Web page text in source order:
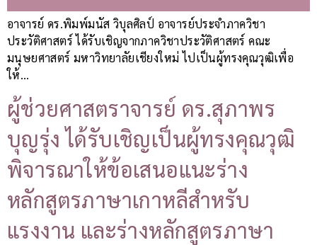
อาจารย์ ดร.พิมพ์มนัส วิบุลศิลป์ อาจารย์ประจำภาควิชา
ประวัติศาสตร์ ได้รับเชิญจากภาควิชาประวัติศาสตร์ คณะ
มนุษยศาสตร์ มหาวิทยาลัยเชียงใหม่ ไปเป็นผู้ทรงคุณวุฒิเพื่อ
ให้…
ผู้ช่วยศาสตราจารย์ ดร.สุภาพร
บุญรุ่ง ได้รับเชิญเป็นผู้ทรงคุณวุฒิ
พิจารณาให้ข้อเสนอแนะร่าง
หลักสูตรภาษาเกาหลีสำหรับ
แรงงาน และร่างหลักสูตรภาษา